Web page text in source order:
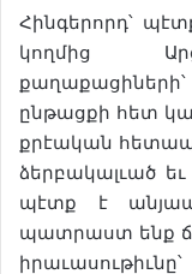
Հինգերորդ՝
կողմից
ընթացքի հետ
քրէական
ձերբակալւած
պէտք է
պատրաստ ենք